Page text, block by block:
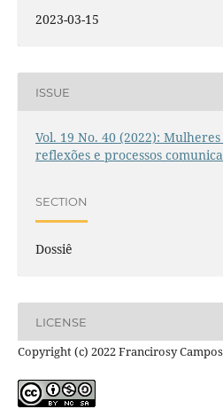
2023-03-15
ISSUE
Vol. 19 No. 40 (2022):
reflexões e processos
SECTION
Dossiê
LICENSE
Copyright (c) 2022 Francirosy